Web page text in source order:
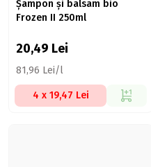
Șampon și balsam bio
Frozen II 250ml
20,49 Lei
81,96 Lei/l
4 x 19,47 Lei